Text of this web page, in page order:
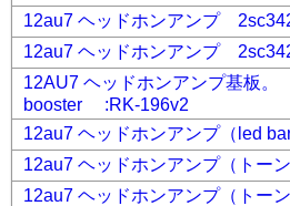
12au7 ヘッドホンアンプ
12au7 ヘッドホンアンプ
12AU7 ヘッドホンアンプ基板
booster :RK-196v2
12au7 ヘッドホンアンプ（led
12au7 ヘッドホンアンプ（トー
12au7 ヘッドホンアンプ（トー